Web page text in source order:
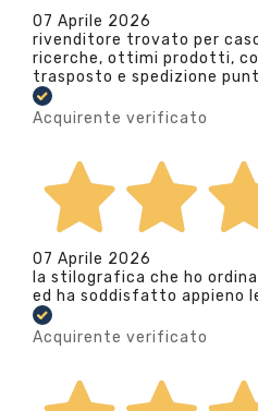
07 Aprile 2026
rivenditore trovato per
ricerche, ottimi prodotti,
trasposto e spedizione
Acquirente verificato
07 Aprile 2026
la stilografica che ho
ed ha soddisfatto appieno
Acquirente verificato